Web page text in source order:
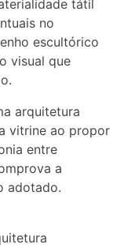
tátil
no
escultórico
visual que
arquitetura
vitrine ao propor
entre
a
adotado.